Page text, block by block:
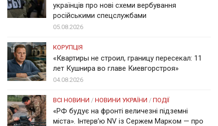
українців про нові схеми вербування
російськими спецслужбами
05.08.2026
КОРУПЦІЯ
«Квартиры не строил, границу пересекал: 11
лет Кушнира во главе Киевгорстроя»
04.08.2026
ВСІ НОВИНИ / НОВИНИ УКРАЇНИ / ПОДІЇ
«РФ будує на фронті величезні підземні
міста». Інтерв’ю NV із Сержем Марком — про